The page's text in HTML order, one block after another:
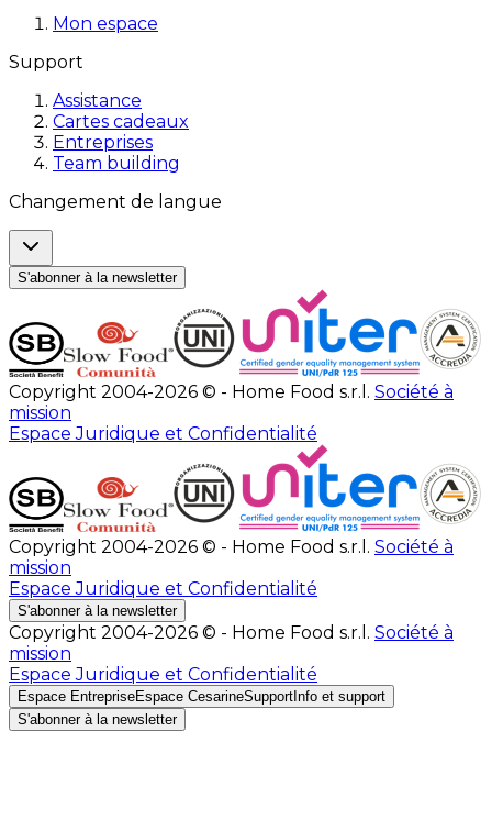
Mon espace
Support
Assistance
Cartes cadeaux
Entreprises
Team building
Changement de langue
S'abonner à la newsletter
Copyright 2004-2026 © - Home Food s.r.l. Société à
mission
Espace Juridique et Confidentialité
Copyright 2004-2026 © - Home Food s.r.l. Société à
mission
Espace Juridique et Confidentialité
S'abonner à la newsletter
Copyright 2004-2026 © - Home Food s.r.l. Société à
mission
Espace Juridique et Confidentialité
Espace EntrepriseEspace CesarineSupport Info et support
S'abonner à la newsletter